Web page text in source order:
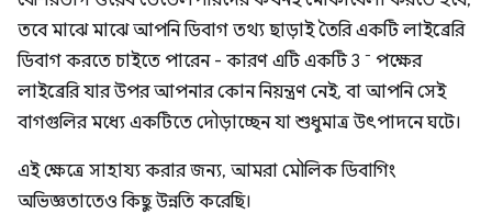
তবে মাঝে মাঝে আপনি ডিবাগ তথ্য ছাড়াই তৈরি একটি লাইব্রেরি
ডিবাগ করতে চাইতে পারেন - কারণ এটি একটি 3 - পক্ষের
লাইব্রেরি যার উপর আপনার কোন নিয়ন্ত্রণ নেই, বা আপনি সেই
বাগগুলির মধ্যে একটিতে দৌড়াচ্ছেন যা শুধুমাত্র উৎপাদনে ঘটে।
এই ক্ষেত্রে সাহায্য করার জন্য, আমরা মৌলিক ডিবাগিং
অভিজ্ঞতাতেও কিছু উন্নতি করেছি।